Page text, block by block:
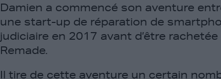
Damien a commencé son aventure
une start-up de réparation de
judiciaire en 2017 avant d’être
Remade.
Il tire de cette aventure un certain